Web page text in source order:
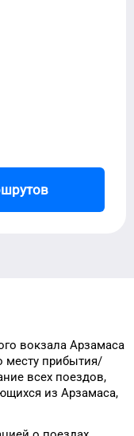
вокзала Арзамаса
месту прибытия/
всех поездов,
из Арзамаса,